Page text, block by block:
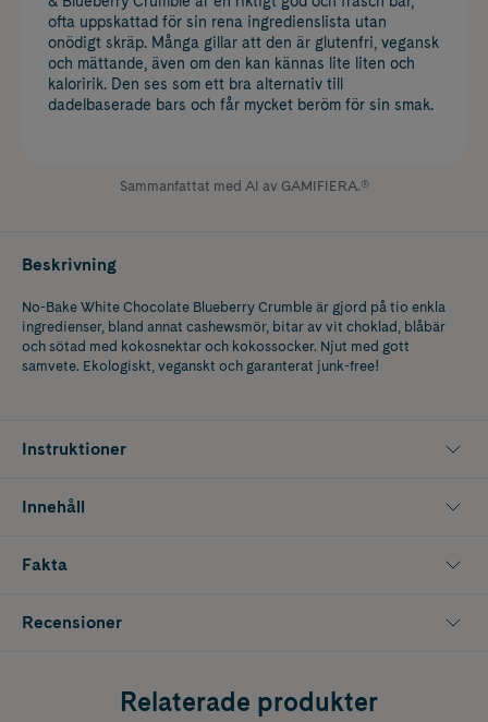
ofta uppskattad för sin rena ingredienslista utan
onödigt skräp. Många gillar att den är glutenfri, vegansk
och mättande, även om den kan kännas lite liten och
kaloririk. Den ses som ett bra alternativ till
dadelbaserade bars och får mycket beröm för sin smak.
Sammanfattat med AI av GAMIFIERA.®
Beskrivning
No-Bake White Chocolate Blueberry Crumble är gjord på tio enkla
ingredienser, bland annat cashewsmör, bitar av vit choklad, blåbär
och sötad med kokosnektar och kokossocker. Njut med gott
samvete. Ekologiskt, veganskt och garanterat junk-free!
Instruktioner
Innehåll
Fakta
Recensioner
Relaterade produkter